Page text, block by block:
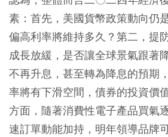
素：首先，美國貨幣政策動向仍
偏高利率將維持多久？第二，提
成長放緩，是否讓全球景氣跟著
不再升息，甚至轉為降息的預期
率將有下滑空間，債券的投資價
方面，隨著消費性電子產品買氣
速訂單動能加持，明年領導品牌